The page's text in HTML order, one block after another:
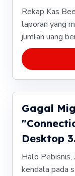
Rekap Kas
laporan yang
jumlah uang
Gagal
Desktop
Halo Pebisnis,
kendala pada